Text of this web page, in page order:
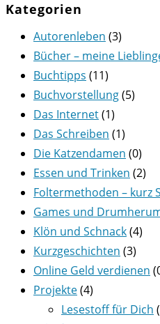
Kategorien
Autorenleben (3)
Bücher – meine
Buchtipps (11)
Buchvorstellung(5)
Das Internet(1)
Das Schreiben (1)
Die Katzendamen (0)
Essen und Trinken (2)
Foltermethoden – kurz
Games und
Klön und Schnack(4)
Kurzgeschichten (3)
Online Geld verdienen
Projekte(4)
Lesestoff für Dich